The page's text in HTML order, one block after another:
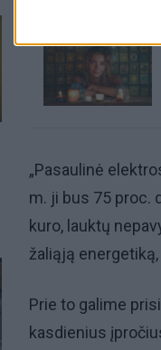
„Pasaulinė
m. ji bus 75 proc.
kuro, lauktų
žaliąją
Prie to galime
kasdienius